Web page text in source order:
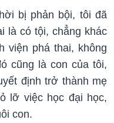
bị phản bội, tôi đã
là có tội, chẳng khác
viện phá thai, không
cũng là con của tôi,
định trở thành mẹ
lỡ việc học đại học,
con.